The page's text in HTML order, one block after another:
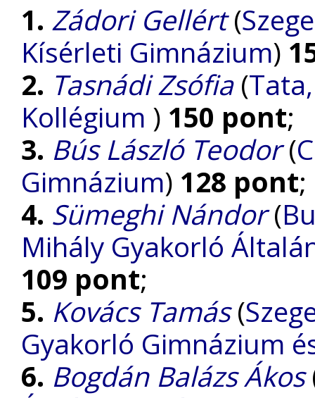
1. Zádori Gellért(
Kísérleti Gimnázium)
2. Tasnádi Zsófia(
Kollégium ) 150 pont;
3. Bús László Teodor(
Gimnázium) 128 pont;
4. Sümeghi Nándor(
Mihály Gyakorló
109 pont;
5. Kovács Tamás(
Gyakorló Gimnázium
6. Bogdán Balázs Ákos